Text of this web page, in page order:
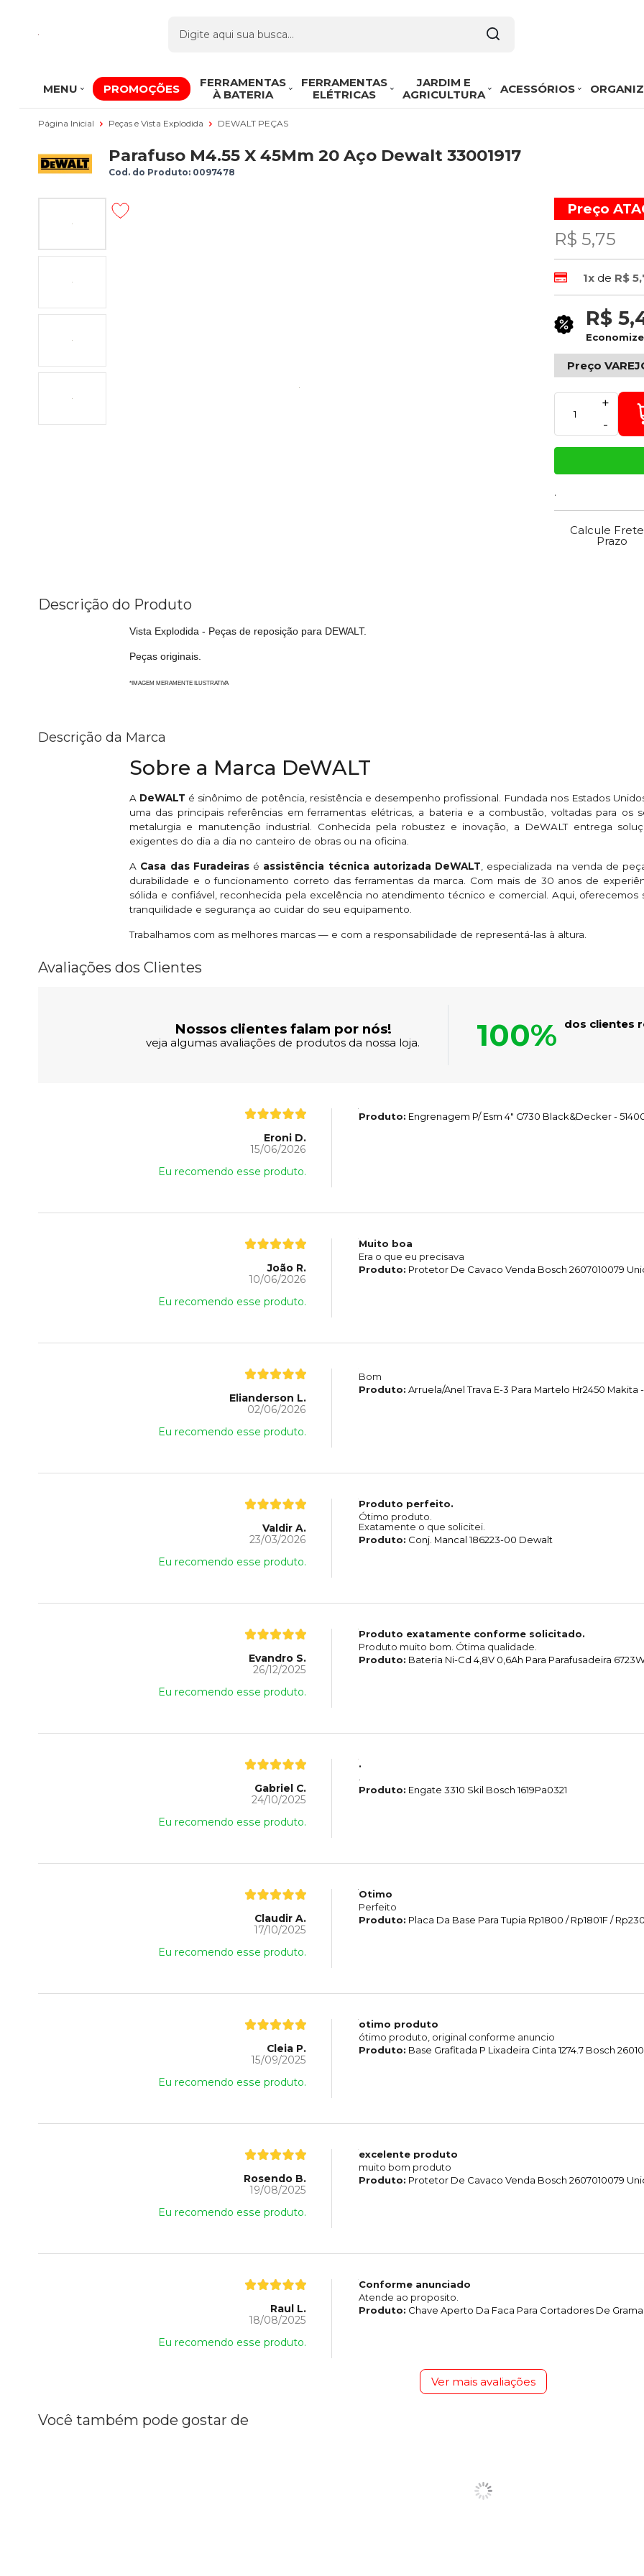
MENU PROMOÇÕES
FERRAMENTAS
À BATERIA
FERRAMENTAS
ELÉTRICAS
JARDIM E
AGRICULTURA
ACESSÓRIOS
Página Inicial Peças e Vista Explodida DEWALT PEÇAS
Parafuso M4.55 X 45Mm 20 Aço Dewalt 33001917
Cod. do Produto: 0097478
Preço
R$ 5,75
1x de R$
R$
Economize
Preço
-
+
.
Calcule
Prazo
Descrição do Produto
Vista Explodida - Peças de reposição para DEWALT.
Peças originais.
*IMAGEM MERAMENTE ILUSTRATIVA
Descrição da Marca
Sobre a Marca DeWALT
A DeWALT é sinônimo de potência, resistência e desempenho profissional. Fundada nos Estados
uma das principais referências em ferramentas elétricas, a bateria e a combustão, voltadas para os
metalurgia e manutenção industrial. Conhecida pela robustez e inovação, a DeWALT entrega
exigentes do dia a dia no canteiro de obras ou na oficina.
A Casa das Furadeirasé assistência técnica autorizada DeWALT , especializada na venda de
durabilidade e o funcionamento correto das ferramentas da marca. Com mais de 30 anos de
sólida e confiável, reconhecida pela excelência no atendimento técnico e comercial. Aqui,
tranquilidade e segurança ao cuidar do seu equipamento.
Trabalhamos com as melhores marcas — e com a responsabilidade de representá-las à altura.
Avaliações dos Clientes
Nossos clientes falam por nós!
veja algumas avaliações de produtos da nossa loja. 100% dos clientes
Eroni D.
15/06/2026
Eu recomendo esse produto.
Produto: Engrenagem P/ Esm 4" G730 Black&Decker -
João R.
10/06/2026
Eu recomendo esse produto.
Muito boa
Era o que eu precisava
Produto: Protetor De Cavaco Venda Bosch 2607010079
Elianderson L.
02/06/2026
Eu recomendo esse produto.
Bom
Produto: Arruela/Anel Trava E-3 Para Martelo Hr2450 Makita -
Valdir A.
23/03/2026
Eu recomendo esse produto.
Produto perfeito.
Ótimo produto.
Exatamente o que solicitei.
Produto: Conj. Mancal 186223-00 Dewalt
Evandro S.
26/12/2025
Eu recomendo esse produto.
Produto exatamente conforme solicitado.
Produto muito bom. Ótima qualidade.
Produto: Bateria Ni-Cd 4,8V 0,6Ah Para Parafusadeira
Gabriel C.
24/10/2025
Eu recomendo esse produto.
.
Produto: Engate 3310 Skil Bosch 1619Pa0321
Claudir A.
17/10/2025
Eu recomendo esse produto.
Otimo
Perfeito
Produto: Placa Da Base Para Tupia Rp1800 / Rp1801F /
Cleia P.
15/09/2025
Eu recomendo esse produto.
otimo produto
ótimo produto, original conforme anuncio
Produto: Base Grafitada P Lixadeira Cinta 1274.7 Bosch
Rosendo B.
19/08/2025
Eu recomendo esse produto.
excelente produto
muito bom produto
Produto: Protetor De Cavaco Venda Bosch 2607010079
Raul L.
18/08/2025
Eu recomendo esse produto.
Conforme anunciado
Atende ao proposito.
Produto: Chave Aperto Da Faca Para Cortadores De Grama
Ver mais avaliações
Você também pode gostar de